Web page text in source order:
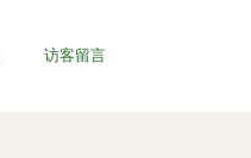
访客留言